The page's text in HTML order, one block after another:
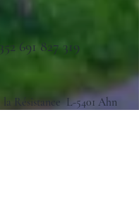
691 827 319
la Résistance L-5401 Ahn